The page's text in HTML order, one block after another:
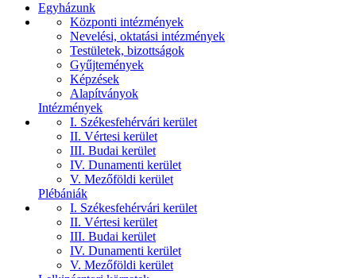
Egyházunk
Központi intézmények
Nevelési, oktatási intézmények
Testületek, bizottságok
Gyűjtemények
Képzések
Alapítványok
Intézmények
I. Székesfehérvári kerület
II. Vértesi kerület
III. Budai kerület
IV. Dunamenti kerület
V. Mezőföldi kerület
Plébániák
I. Székesfehérvári kerület
II. Vértesi kerület
III. Budai kerület
IV. Dunamenti kerület
V. Mezőföldi kerület